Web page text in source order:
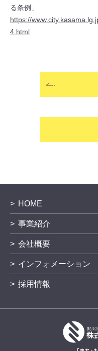
る条例」
https://
4.html
HOME
事業紹介
会社概要
インフォメーション
採用情報